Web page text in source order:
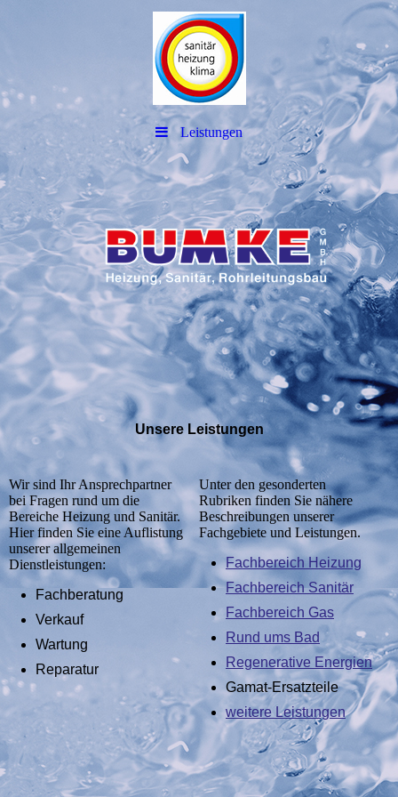
Leistungen
Unsere Leistungen
Wir sind Ihr Ansprechpartner
bei Fragen rund um die
Bereiche Heizung und Sanitär.
Hier finden Sie eine Auflistung
unserer allgemeinen
Dienstleistungen:
Fachberatung
Verkauf
Wartung
Reparatur
Unter den gesonderten
Rubriken finden Sie nähere
Beschreibungen unserer
Fachgebiete und Leistungen.
Fachbereich Heizung
Fachbereich Sanitär
Fachbereich Gas
Rund ums Bad
Regenerative Energien
Gamat-Ersatzteile
weitere Leistungen